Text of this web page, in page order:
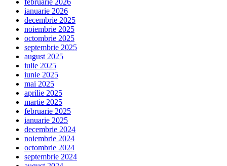
februarie 2026
ianuarie 2026
decembrie 2025
noiembrie 2025
octombrie 2025
septembrie 2025
august 2025
iulie 2025
iunie 2025
mai 2025
aprilie 2025
martie 2025
februarie 2025
ianuarie 2025
decembrie 2024
noiembrie 2024
octombrie 2024
septembrie 2024